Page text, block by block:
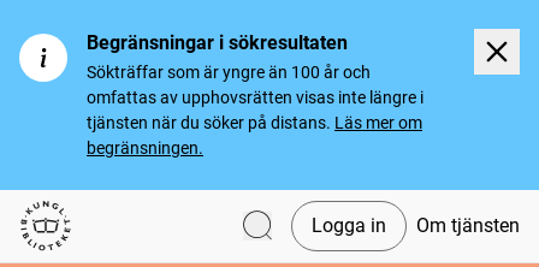
Begränsningar i sökresultaten
Sökträffar som är yngre än 100 år och
omfattas av upphovsrätten visas inte längre i
tjänsten när du söker på distans. Läs mer om
begränsningen.
Svenska tidningar
Logga in Om tjänsten